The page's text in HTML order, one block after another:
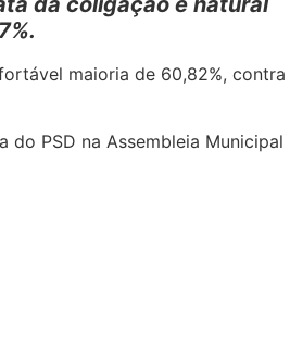
maioria de 60,82%, contra
PSD na Assembleia Municipal